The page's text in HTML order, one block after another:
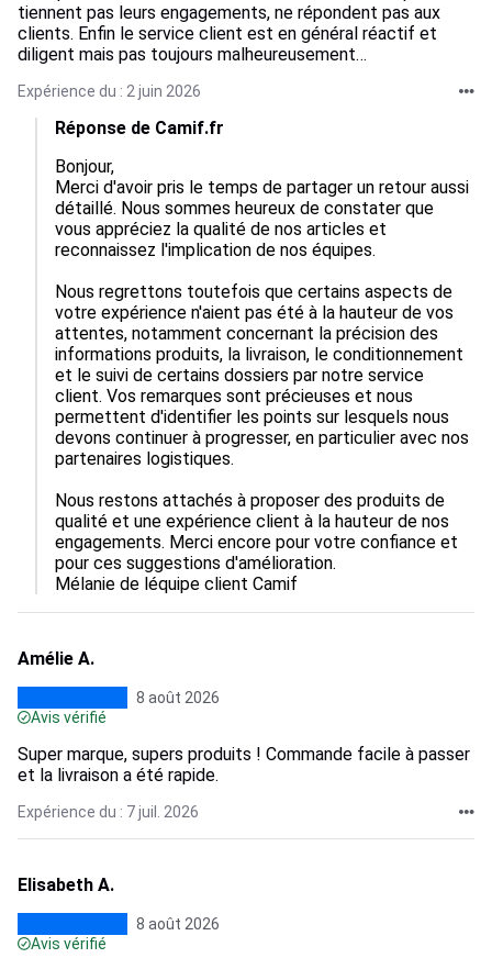
tiennent pas leurs engagements, ne répondent pas aux
clients. Enfin le service client est en général réactif et
diligent mais pas toujours malheureusement…
Expérience du : 2 juin 2026
Réponse de Camif.fr
Bonjour,
Merci d'avoir pris le temps de partager un retour aussi
détaillé. Nous sommes heureux de constater que
vous appréciez la qualité de nos articles et
reconnaissez l'implication de nos équipes.
Nous regrettons toutefois que certains aspects de
votre expérience n'aient pas été à la hauteur de vos
attentes, notamment concernant la précision des
informations produits, la livraison, le conditionnement
et le suivi de certains dossiers par notre service
client. Vos remarques sont précieuses et nous
permettent d'identifier les points sur lesquels nous
devons continuer à progresser, en particulier avec nos
partenaires logistiques.
Nous restons attachés à proposer des produits de
qualité et une expérience client à la hauteur de nos
engagements. Merci encore pour votre confiance et
pour ces suggestions d'amélioration.
Mélanie de léquipe client Camif
Amélie A.
8 août 2026
Avis vérifié
Super marque, supers produits ! Commande facile à passer
et la livraison a été rapide.
Expérience du : 7 juil. 2026
Elisabeth A.
8 août 2026
Avis vérifié